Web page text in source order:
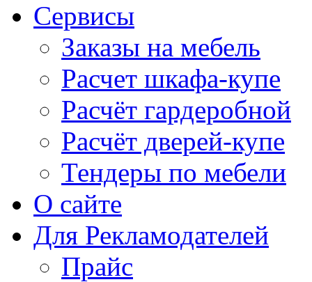
Сервисы
Заказы на мебель
Расчет шкафа-купе
Расчёт гардеробной
Расчёт дверей-купе
Тендеры по мебели
О сайте
Для Рекламодателей
Прайс